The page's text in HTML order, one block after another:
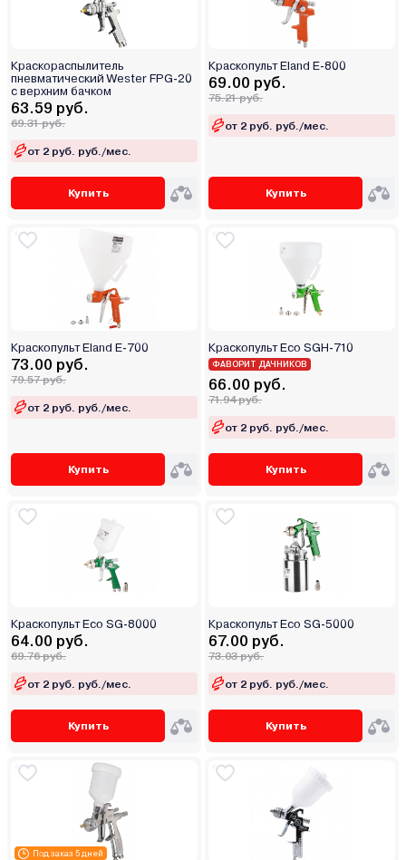
Краскораспылитель
пневматический Wester FPG-20
с верхним бачком
63.59 руб.
69.31 руб.
от 2 руб. руб./мес.
Купить
Краскопульт Eland E-800
69.00 руб.
75.21 руб.
от 2 руб. руб./мес.
Купить
Краскопульт Eland E-700
73.00 руб.
79.57 руб.
от 2 руб. руб./мес.
Купить
Краскопульт Eco SGH-710
ФАВОРИТ ДАЧНИКОВ
66.00 руб.
71.94 руб.
от 2 руб. руб./мес.
Купить
Краскопульт Eco SG-8000
64.00 руб.
69.76 руб.
от 2 руб. руб./мес.
Купить
Краскопульт Eco SG-5000
67.00 руб.
73.03 руб.
от 2 руб. руб./мес.
Купить
Под заказ 5 дней